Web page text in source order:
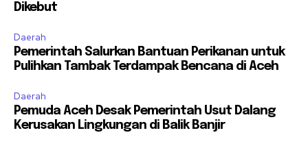
Dikebut
Daerah
Pemerintah Salurkan Bantuan Perikanan untuk
Pulihkan Tambak Terdampak Bencana di Aceh
Daerah
Pemuda Aceh Desak Pemerintah Usut Dalang
Kerusakan Lingkungan di Balik Banjir